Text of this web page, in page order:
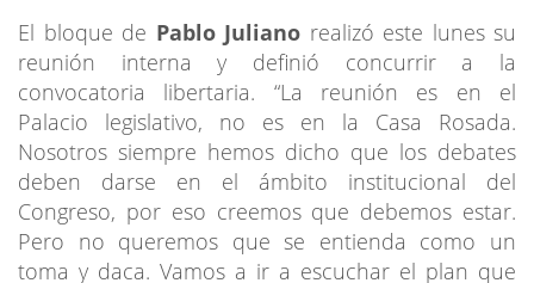
El bloque de Pablo Juliano realizó este lunes su
reunión interna y definió concurrir a la
convocatoria libertaria. “La reunión es en el
Palacio legislativo, no es en la Casa Rosada.
Nosotros siempre hemos dicho que los debates
deben darse en el ámbito institucional del
Congreso, por eso creemos que debemos estar.
Pero no queremos que se entienda como un
toma y daca. Vamos a ir a escuchar el plan que